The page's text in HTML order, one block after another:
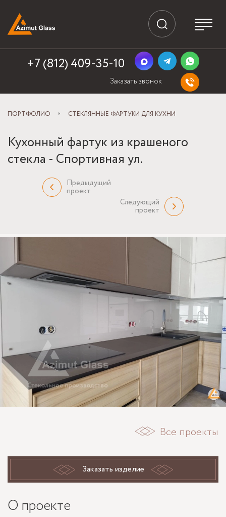
+7 (812) 409-35-10
Заказать звонок
ПОРТФОЛИО СТЕКЛЯННЫЕ ФАРТУКИ ДЛЯ КУХНИ
Кухонный фартук из крашеного
стекла - Спортивная ул.
Предыдущий
проект
Следующий
проект
Все проекты
Заказать изделие
О проекте